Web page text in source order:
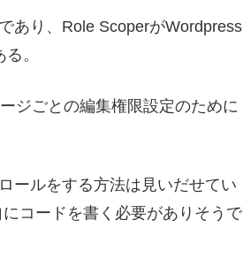
あり、Role ScoperがWordpress
。
ジごとの編集権限設定のために
ールをする方法は見いだせてい
コードを書く必要がありそうで